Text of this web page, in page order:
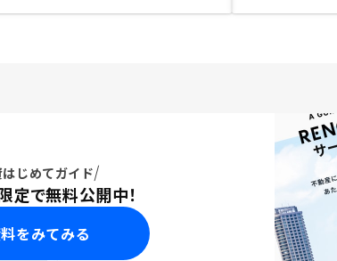
じめてガイド
定で無料公開中！
をみてみる